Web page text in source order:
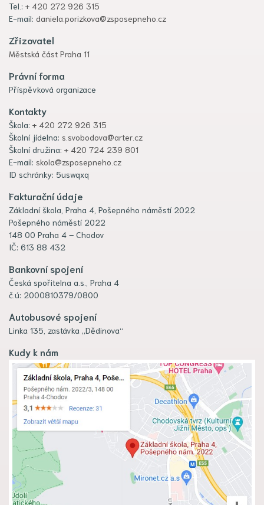
Tel.: + 420 272 926 315
E-mail: daniela.porizkova@zsposepneho.cz
Zřizovatel
Městská část Praha 11
Právní forma
Příspěvková organizace
Kontakty
Škola: + 420 272 926 315
Školní jídelna: s.svobodova@arter.cz
Školní družina: + 420 724 239 801
E-mail: skola@zsposepneho.cz
ID schránky: 5uswqxq
Fakturační údaje
Základní škola, Praha 4, Pošepného náměstí 2022
Pošepného náměstí 2022
148 00 Praha 4 – Chodov
IČ: 613 88 432
Bankovní spojení
Česká spořitelna a.s., Praha 4
č.ú: 2000810379/0800
Autobusové spojení
Linka 135, zastávka „Dědinova“
Kudy k nám